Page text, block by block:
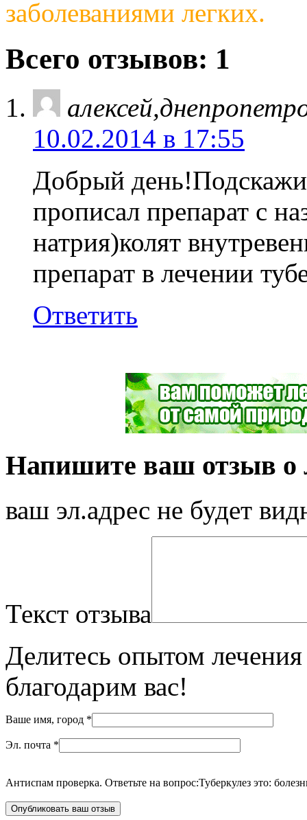
заболеваниями легких.
Всего отзывов: 1
10.02.2014 в 17:55
Добрый
прописал препарат с
натрия)колят
препарат в лечении
Ответить
Напишите ваш отзыв о
ваш эл.адрес не будет
Текст отзыва
Делитесь опытом
благодарим вас!
Ваше имя, город *
Эл. почта *
Антиспам проверка. Ответьте на вопрос:Туберкулез это: